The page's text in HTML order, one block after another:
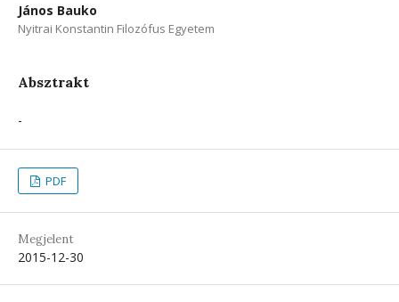
János Bauko
Nyitrai Konstantin Filozófus Egyetem
Absztrakt
-
PDF
Megjelent
2015-12-30